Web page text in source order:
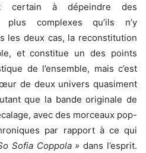
certain à dépeindre des
plus complexes qu’ils n’y
les deux cas, la reconstitution
et constitue un des points
de l’ensemble, mais c’est
de deux univers quasiment
que la bande originale de
avec des morceaux pop-
par rapport à ce qui
Sofia Coppola » dans l’esprit.